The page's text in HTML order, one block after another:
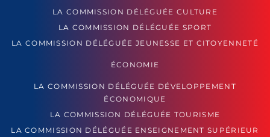
LA COMMISSION DÉLÉGUÉE CULTURE
LA COMMISSION DÉLÉGUÉE SPORT
LA COMMISSION DÉLÉGUÉE JEUNESSE ET CITOYENNETÉ
ÉCONOMIE
LA COMMISSION DÉLÉGUÉE DÉVELOPPEMENT
ÉCONOMIQUE
LA COMMISSION DÉLÉGUÉE TOURISME
LA COMMISSION DÉLÉGUÉE ENSEIGNEMENT SUPÉRIEUR